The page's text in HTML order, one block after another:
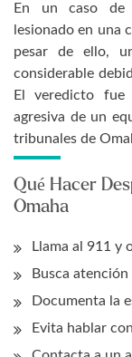
En un caso de
lesionado en una
pesar de ello,
considerable
El veredicto fue
agresiva de un
tribunales de
Qué Hacer
Omaha
Llama al 911 y
Busca
Documenta la
Evita hablar